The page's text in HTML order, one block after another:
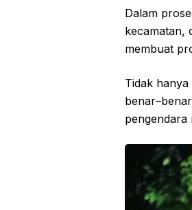
Dalam
kecamatan,
membuat
Tidak